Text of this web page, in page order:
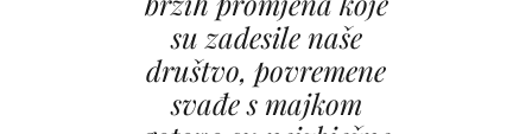
su zadesile naše
društvo, povremene
svađe s majkom